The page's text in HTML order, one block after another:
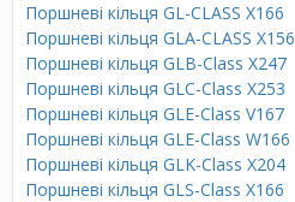
Поршневі кільця GL-CLASS X166
Поршневі кільця GLA-CLASS X156
Поршневі кільця GLB-Class X247
Поршневі кільця GLC-Class X253
Поршневі кільця GLE-Class V167
Поршневі кільця GLE-Class W166
Поршневі кільця GLK-Class X204
Поршневі кільця GLS-Class X166